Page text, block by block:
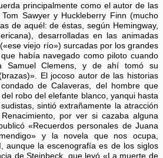
principalmente como el autor de las
Sawyer y Huckleberry Finn (mucho
de aquél: de éstas, según Hemingway,
desarrolladas en las animadas
viejo río») surcadas por los grandes
había navegado como piloto cuando
Samuel Clemens, y de ahí tomó su
El jocoso autor de las historias
de Calaveras, del hombre que
robo del elefante blanco, yanqui hasta
sintió extrañamente la atracción
por ver si cazaba alguna
«Recuerdos personales de Juana
y la novela que nos ocupa,
aunque la escenografía es de los siglos
de Steinbeck, que leyó «La muerte de